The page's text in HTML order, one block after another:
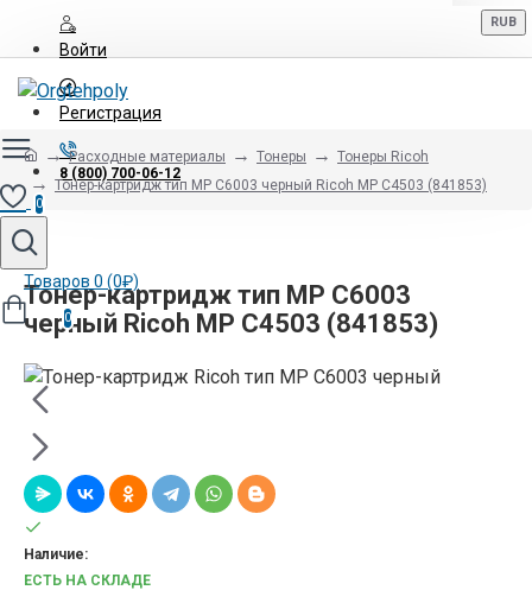
Войти
Регистрация
8 (800) 700-06-12
RUB
0
Товаров 0 (0₽)
0
Расходные материалы Тонеры
Тонеры Ricoh
Тонер-картридж тип MP C6003 черный Ricoh MP C4503 (841853)
Тонер-картридж тип MP C6003
черный Ricoh MP C4503 (841853)
Наличие:
ЕСТЬ НА СКЛАДЕ